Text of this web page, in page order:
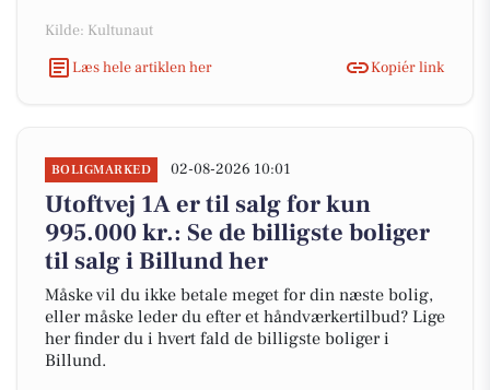
Kilde: Kultunaut
Læs hele artiklen her
Kopiér link
BOLIGMARKED 02-08-2026 10:01
Utoftvej 1A er til salg for kun
995.000 kr.: Se de billigste boliger
til salg i Billund her
Måske vil du ikke betale meget for din næste bolig,
eller måske leder du efter et håndværkertilbud? Lige
her finder du i hvert fald de billigste boliger i
Billund.